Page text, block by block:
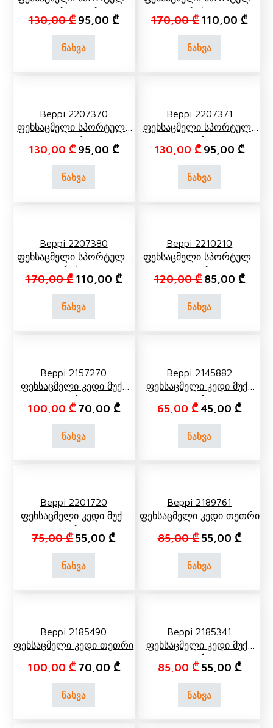
Თეთრი, Ლურჯი
130,00₾ Original price was: 130,00 ₾.
95,00 ₾Current price is: 95,00 ₾.
ნახვა
Რუხი
170,00₾ Original price
110,00 ₾
ნახვა
Beppi 2207370
Ფეხსაცმელი Სპორტული
Თეთრი
130,00₾ Original price was: 130,00 ₾.
95,00 ₾Current price is: 95,00 ₾.
ნახვა
Beppi 2207371
Ფეხსაცმელი Სპორტული
Ლურჯი
130,00₾ Original price
95,00 ₾
ნახვა
Beppi 2207380
Ფეხსაცმელი Სპორტული
Რუხი
170,00₾ Original price was: 170,00 ₾.
110,00 ₾Current price is: 110,00 ₾.
ნახვა
Beppi 2210210
Ფეხსაცმელი Სპორტული
Თეთრი
120,00₾ Original price
85,00 ₾
ნახვა
Beppi 2157270
Ფეხსაცმელი Კედი Მუქი
Ლურჯი
100,00₾ Original price was: 100,00 ₾.
70,00 ₾Current price is: 70,00 ₾.
ნახვა
Beppi 2145882
Ფეხსაცმელი Კედი Მუქი
Ლურჯი
65,00₾ Original price
45,00 ₾
ნახვა
Beppi 2201720
Ფეხსაცმელი Კედი Მუქი
Ლურჯი
75,00₾ Original price was: 75,00 ₾.
55,00 ₾Current price is: 55,00 ₾.
ნახვა
Beppi 2189761
Ფეხსაცმელი Კედი Თეთრი
85,00₾ Original price
55,00 ₾
ნახვა
Beppi 2185490
Ფეხსაცმელი Კედი Თეთრი
100,00₾ Original price was: 100,00 ₾.
70,00 ₾Current price is: 70,00 ₾.
ნახვა
Beppi 2185341
Ფეხსაცმელი Კედი Მუქი
Ლურჯი
85,00₾ Original price
55,00 ₾
ნახვა